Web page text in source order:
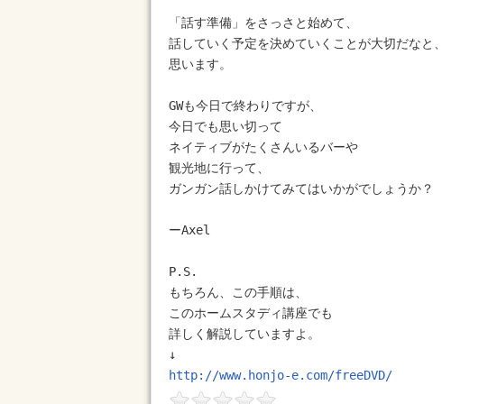
「話す準備」をさっさと始めて、
話していく予定を決めていくことが大切だなと、
思います。
GWも今日で終わりですが、
今日でも思い切って
ネイティブがたくさんいるバーや
観光地に行って、
ガンガン話しかけてみてはいかがでしょうか？
ーAxel
P.S.
もちろん、この手順は、
このホームスタディ講座でも
詳しく解説していますよ。
http://www.honjo-e.com/freeDVD/